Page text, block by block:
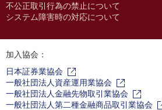
不公正取引行為の禁止について
システム障害時の対応について
加入協会：
日本証券業協会
一般社団法人資産運用業協会
一般社団法人金融先物取引業協会
一般社団法人第二種金融商品取引業協会